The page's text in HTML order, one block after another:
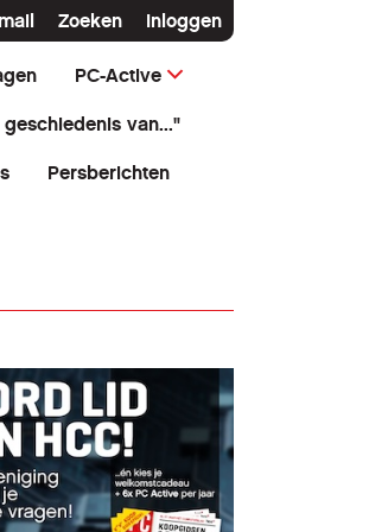
Zoeken Inloggen
PC-Active
geschiedenis van..."
Persberichten